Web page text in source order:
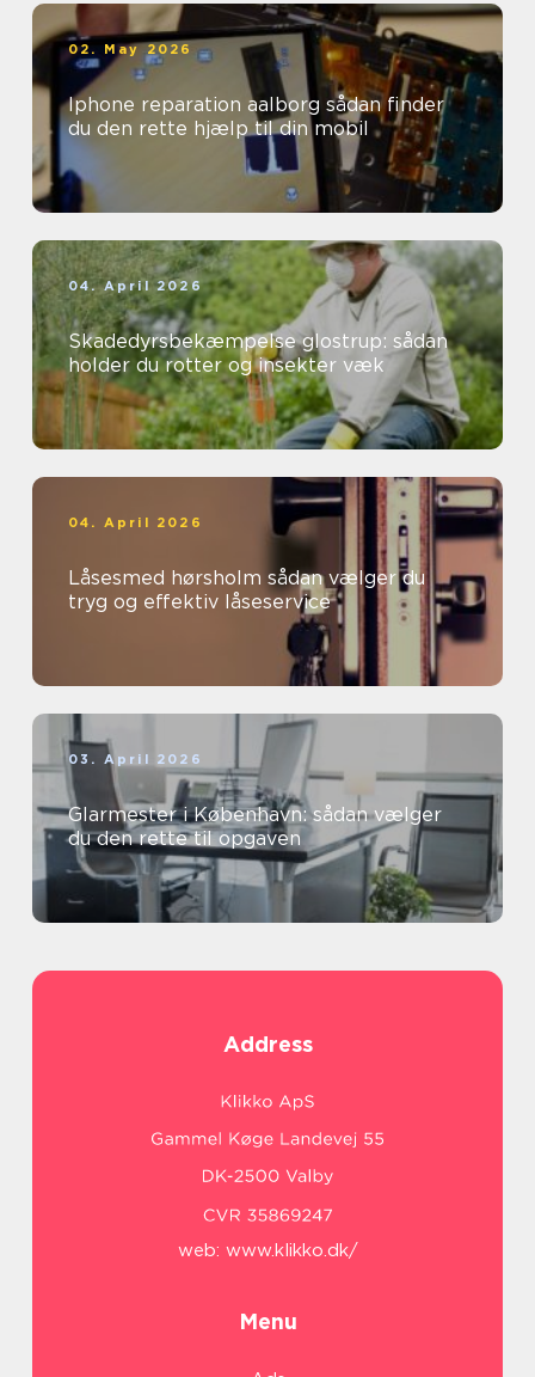
02. May 2026
Iphone reparation aalborg sådan finder
du den rette hjælp til din mobil
04. April 2026
Skadedyrsbekæmpelse glostrup: sådan
holder du rotter og insekter væk
04. April 2026
Låsesmed hørsholm sådan vælger du
tryg og effektiv låseservice
03. April 2026
Glarmester i København: sådan vælger
du den rette til opgaven
Address
web: www.klikko.dk/
Menu